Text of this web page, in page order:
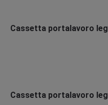
Cassetta portalavoro
Cassetta portalavoro